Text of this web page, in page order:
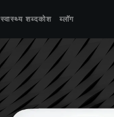
स्वास्थ्य शब्दकोश ब्लॉग